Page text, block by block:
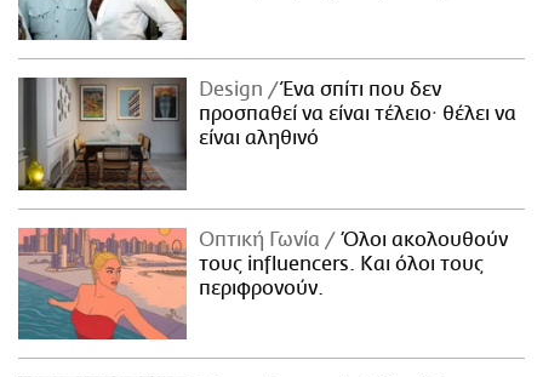
Design
Ένα σπίτι που δεν
προσπαθεί να είναι τέλειο· θέλει να
είναι αληθινό
Οπτική Γωνία
Όλοι ακολουθούν
τους influencers. Και όλοι τους
περιφρονούν.